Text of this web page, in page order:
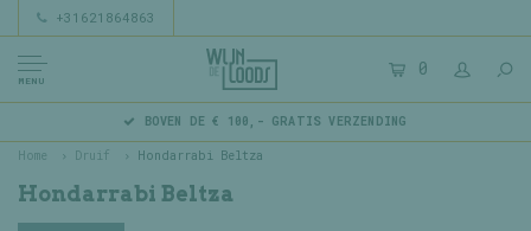
+31621864863
MENU
0
BOVEN DE € 100,- GRATIS VERZENDING
Home Druif Hondarrabi Beltza
Hondarrabi Beltza